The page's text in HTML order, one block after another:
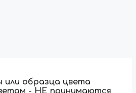
или образца цвета
- НЕ принимаются